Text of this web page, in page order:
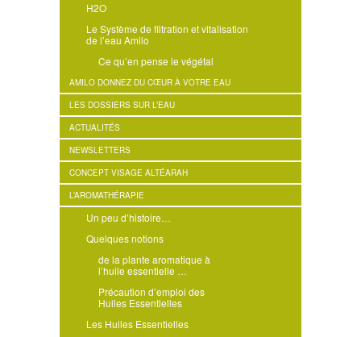
H2O
Le Système de filtration et vitalisation
de l’eau Amilo
Ce qu’en pense le végétal
AMILO DONNEZ DU CŒUR À VOTRE EAU
LES DOSSIERS SUR L’EAU
ACTUALITÉS
NEWSLETTERS
CONCEPT VISAGE ALTÉARAH
L’AROMATHÉRAPIE
Un peu d’histoire…
Quelques notions
de la plante aromatique à
l’huile essentielle …
Précaution d’emploi des
Huiles Essentielles
Les Huiles Essentielles